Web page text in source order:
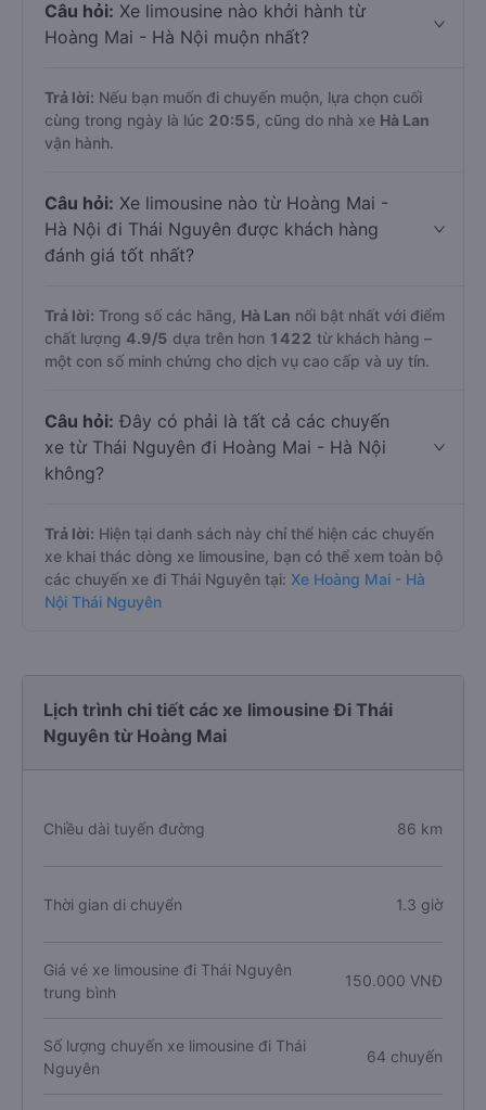
Câu hỏi: Xe limousine nào khởi hành từ
Hoàng Mai - Hà Nội muộn nhất?
Trả lời: Nếu bạn muốn đi chuyến muộn, lựa chọn cuối
cùng trong ngày là lúc 20:55 , cũng do nhà xe Hà Lan
vận hành.
Câu hỏi: Xe limousine nào từ Hoàng Mai -
Hà Nội đi Thái Nguyên được khách hàng
đánh giá tốt nhất?
Trả lời: Trong số các hãng, Hà Lan nổi bật nhất với điểm
chất lượng 4.9/5 dựa trên hơn 1422 từ khách hàng –
một con số minh chứng cho dịch vụ cao cấp và uy tín.
Câu hỏi: Đây có phải là tất cả các chuyến
xe từ Thái Nguyên đi Hoàng Mai - Hà Nội
không?
Trả lời: Hiện tại danh sách này chỉ thể hiện các chuyến
xe khai thác dòng xe limousine, bạn có thể xem toàn bộ
các chuyến xe đi Thái Nguyên tại: Xe Hoàng Mai - Hà
Nội Thái Nguyên
Lịch trình chi tiết các xe limousine Đi Thái
Nguyên từ Hoàng Mai
Chiều dài tuyến đường 86 km
Thời gian di chuyển 1.3 giờ
Giá vé xe limousine đi Thái Nguyên
trung bình
150.000 VNĐ
Số lượng chuyến xe limousine đi Thái
Nguyên
64 chuyến